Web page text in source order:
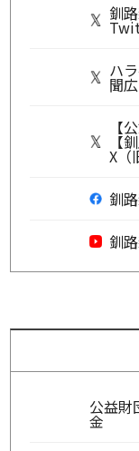
釧
ハ
聞
【
【
X（
釧
釧
公益財
金